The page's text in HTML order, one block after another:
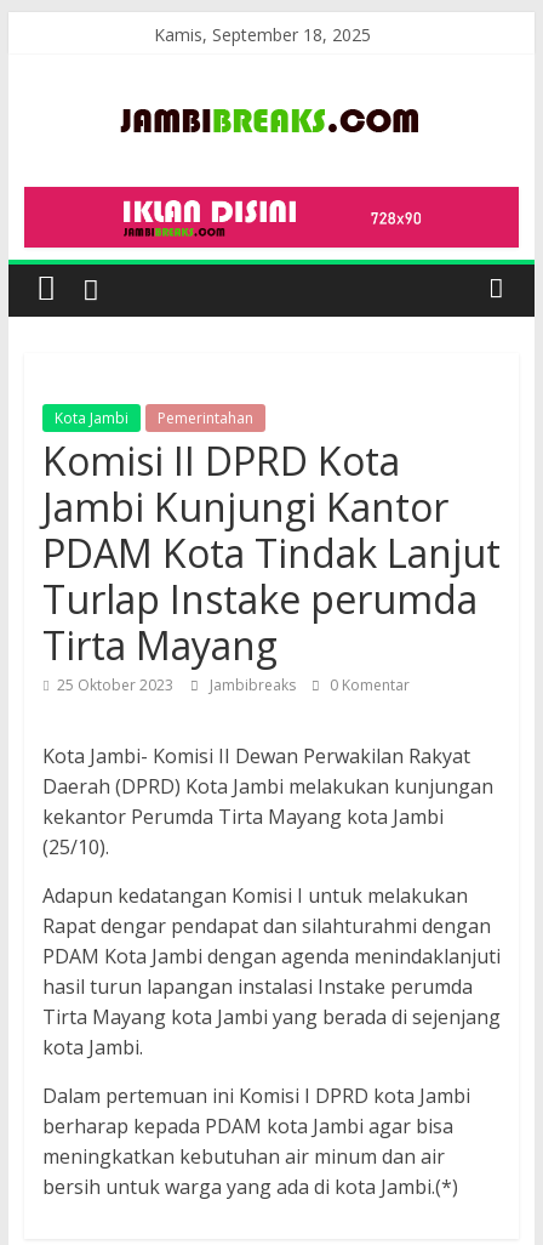
Kamis, September 18, 2025
JambiBreaks
Kota Jambi Pemerintahan
Komisi II DPRD Kota
Jambi Kunjungi Kantor
PDAM Kota Tindak Lanjut
Turlap Instake perumda
Tirta Mayang
25 Oktober 2023 Jambibreaks 0 Komentar
Kota Jambi- Komisi II Dewan Perwakilan Rakyat
Daerah (DPRD) Kota Jambi melakukan kunjungan
kekantor Perumda Tirta Mayang kota Jambi
(25/10).
Adapun kedatangan Komisi I untuk melakukan
Rapat dengar pendapat dan silahturahmi dengan
PDAM Kota Jambi dengan agenda menindaklanjuti
hasil turun lapangan instalasi Instake perumda
Tirta Mayang kota Jambi yang berada di sejenjang
kota Jambi.
Dalam pertemuan ini Komisi I DPRD kota Jambi
berharap kepada PDAM kota Jambi agar bisa
meningkatkan kebutuhan air minum dan air
bersih untuk warga yang ada di kota Jambi.(*)